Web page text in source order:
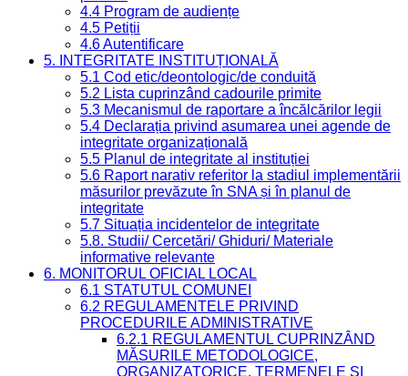
4.4 Program de audiențe
4.5 Petiții
4.6 Autentificare
5. INTEGRITATE INSTITUȚIONALĂ
5.1 Cod etic/deontologic/de conduită
5.2 Lista cuprinzând cadourile primite
5.3 Mecanismul de raportare a încălcărilor legii
5.4 Declarația privind asumarea unei agende de
integritate organizațională
5.5 Planul de integritate al instituției
5.6 Raport narativ referitor la stadiul implementării
măsurilor prevăzute în SNA și în planul de
integritate
5.7 Situația incidentelor de integritate
5.8. Studii/ Cercetări/ Ghiduri/ Materiale
informative relevante
6. MONITORUL OFICIAL LOCAL
6.1 STATUTUL COMUNEI
6.2 REGULAMENTELE PRIVIND
PROCEDURILE ADMINISTRATIVE
6.2.1 REGULAMENTUL CUPRINZÂND
MĂSURILE METODOLOGICE,
ORGANIZATORICE, TERMENELE ȘI